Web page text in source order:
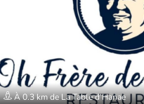
À 0.3 km de La Table d’Hanae